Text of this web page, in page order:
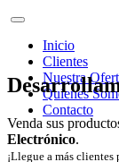
Inicio
Clientes
Nuestra
Quienes
Contacto
Venda sus
Electrónico.
¡Llegue a más